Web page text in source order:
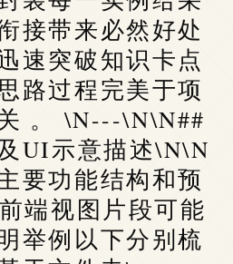
接带来必然好处
速突破知识卡点
路过程完美于项
。 \N---\N\N##
UI示意描述\N\N
要功能结构和预
端视图片段可能
举例以下分别梳